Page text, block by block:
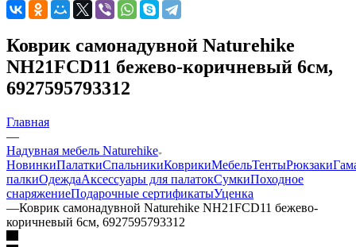
Коврик самонадувной Naturehike
NH21FCD11 бежево-коричневый 6см,
6927595793312
Главная
—
Надувная мебель Naturehike
НовинкиПалаткиСпальникиКоврикиМебельТентыРюкзаки
палкиОдеждаАксессуары для палатокСумкиПоходное
снаряжениеПодарочные сертификатыУценка
—Коврик самонадувной Naturehike NH21FCD11 бежево-
коричневый 6см, 6927595793312